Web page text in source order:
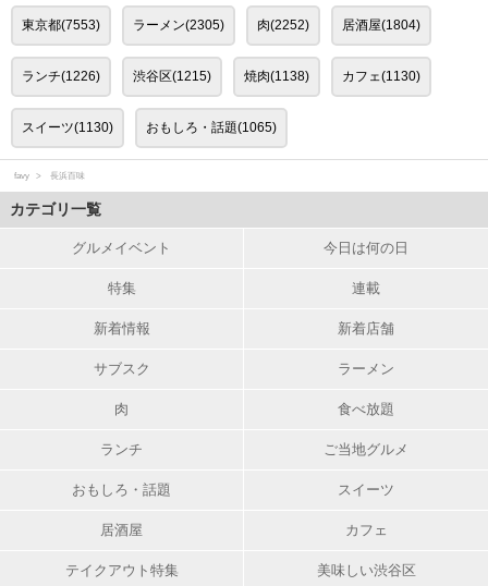
東京都(7553) ラーメン(2305) 肉(2252) 居酒屋(1804)
ランチ(1226) 渋谷区(1215) 焼肉(1138) カフェ(1130)
スイーツ(1130) おもしろ・話題(1065)
favy 長浜百味
カテゴリ一覧
グルメイベント 今日は何の日
特集 連載
新着情報 新着店舗
サブスク ラーメン
肉 食べ放題
ランチ ご当地グルメ
おもしろ・話題 スイーツ
居酒屋 カフェ
テイクアウト特集 美味しい渋谷区